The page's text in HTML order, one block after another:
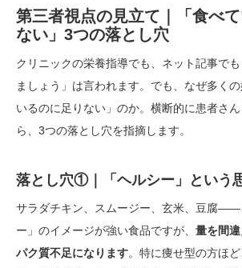
第三者視点の見立て｜「食べ
ない」3つの落とし穴
クリニックの栄養指導でも、ネット記事で
ましょう」は言われます。でも、なぜ多く
いるのに足りない」のか。横断的に患者さ
ら、3つの落とし穴を指摘します。
落とし穴①｜「ヘルシー」という
サラダチキン、スムージー、玄米、豆腐——
ー」のイメージが強い食品ですが、 量を間
パク質不足になります。特に痩せ型の方ほど